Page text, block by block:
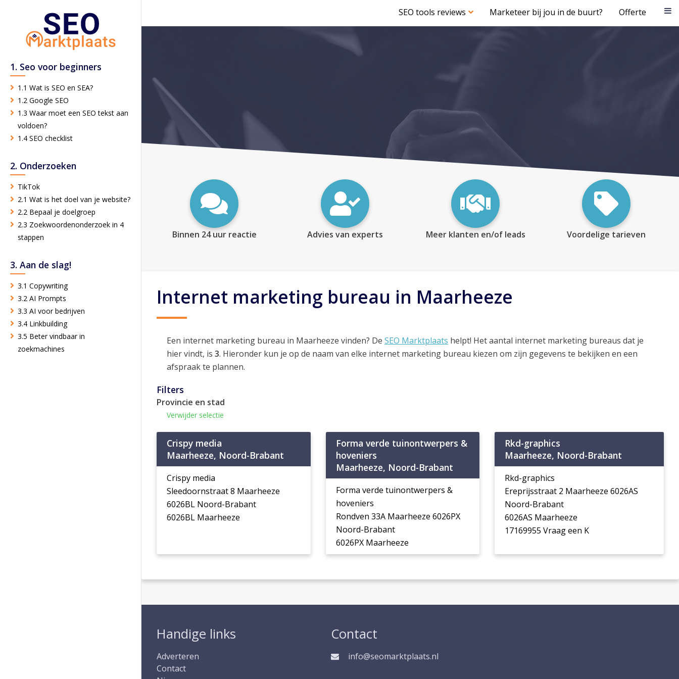
SEO tools reviews Marketeer bij jou in de buurt? Offerte
1. Seo voor beginners
1.1 Wat is SEO en SEA?
1.2 Google SEO
1.3 Waar moet een SEO tekst aan
voldoen?
1.4 SEO checklist
2. Onderzoeken
TikTok
2.1 Wat is het doel van je website?
2.2 Bepaal je doelgroep
2.3 Zoekwoordenonderzoek in 4
stappen
3. Aan de slag!
3.1 Copywriting
3.2 AI Prompts
3.3 AI voor bedrijven
3.4 Linkbuilding
3.5 Beter vindbaar in
zoekmachines
Binnen 24 uur reactie Advies van experts Meer klanten en/of leads Voordelige tarieven
Internet marketing bureau in Maarheeze
Een internet marketing bureau in Maarheeze vinden? De SEO Marktplaats helpt! Het aantal internet marketing bureaus dat je
hier vindt, is 3. Hieronder kun je op de naam van elke internet marketing bureau kiezen om zijn gegevens te bekijken en een
afspraak te plannen.
Filters
Provincie en stad
Verwijder selectie
Crispy media
Maarheeze, Noord-Brabant
Crispy media
Sleedoornstraat 8 Maarheeze
6026BL Noord-Brabant
6026BL Maarheeze
Forma verde tuinontwerpers &
hoveniers
Maarheeze, Noord-Brabant
Forma verde tuinontwerpers &
hoveniers
Rondven 33A Maarheeze 6026PX
Noord-Brabant
6026PX Maarheeze
Rkd-graphics
Maarheeze, Noord-Brabant
Rkd-graphics
Ereprijsstraat 2 Maarheeze 6026AS
Noord-Brabant
6026AS Maarheeze
17169955 Vraag een K
Handige links
Adverteren
Contact
Contact
info@seomarktplaats.nl